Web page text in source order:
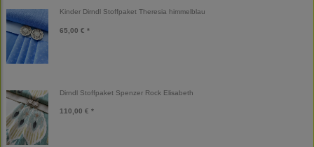
Kinder Dirndl Stoffpaket Theresia himmelblau
65,00 € *
Dirndl Stoffpaket Spenzer Rock Elisabeth
110,00 € *